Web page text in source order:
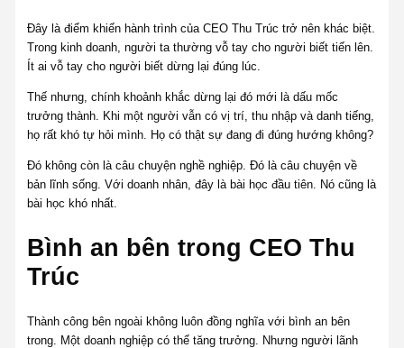
Đây là điểm khiến hành trình của CEO Thu Trúc trở nên khác biệt.
Trong kinh doanh, người ta thường vỗ tay cho người biết tiến lên.
Ít ai vỗ tay cho người biết dừng lại đúng lúc.
Thế nhưng, chính khoảnh khắc dừng lại đó mới là dấu mốc
trưởng thành. Khi một người vẫn có vị trí, thu nhập và danh tiếng,
họ rất khó tự hỏi mình. Họ có thật sự đang đi đúng hướng không?
Đó không còn là câu chuyện nghề nghiệp. Đó là câu chuyện về
bản lĩnh sống. Với doanh nhân, đây là bài học đầu tiên. Nó cũng là
bài học khó nhất.
Bình an bên trong CEO Thu
Trúc
Thành công bên ngoài không luôn đồng nghĩa với bình an bên
trong. Một doanh nghiệp có thể tăng trưởng. Nhưng người lãnh